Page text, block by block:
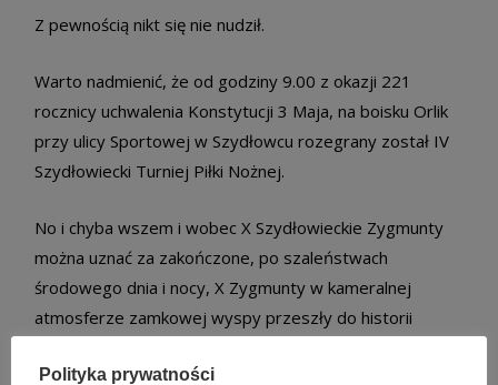
Z pewnością nikt się nie nudził.
Warto nadmienić, że od godziny 9.00 z okazji 221
rocznicy uchwalenia Konstytucji 3 Maja, na boisku Orlik
przy ulicy Sportowej w Szydłowcu rozegrany został IV
Szydłowiecki Turniej Piłki Nożnej.
No i chyba wszem i wobec X Szydłowieckie Zygmunty
można uznać za zakończone, po szaleństwach
środowego dnia i nocy, X Zygmunty w kameralnej
atmosferze zamkowej wyspy przeszły do historii
Polityka prywatności